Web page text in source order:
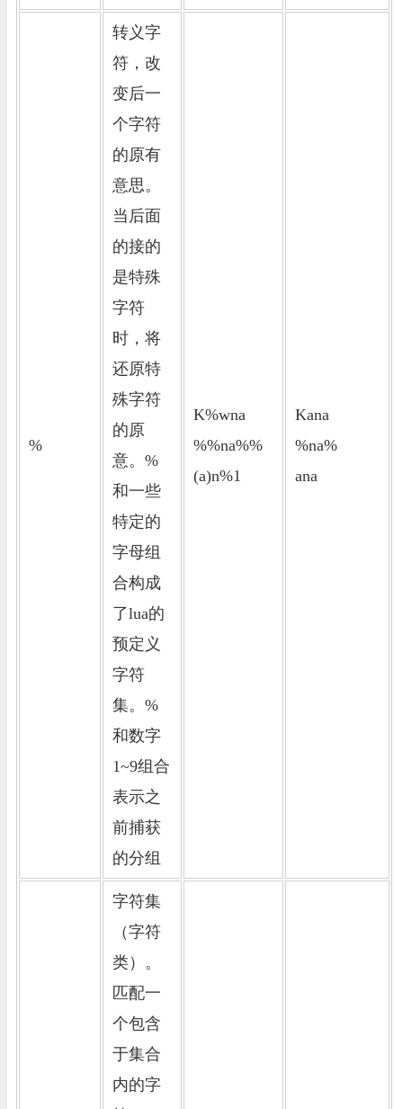
%
转义字
符，改
变后一
个字符
的原有
意思。
当后面
的接的
是特殊
字符
时，将
还原特
殊字符
的原
意。%
和一些
特定的
字母组
合构成
了lua的
预定义
字符
集。%
和数字
1~9组合
表示之
前捕获
的分组
K%wna
%%na%%
(a)n%1
Kana
%na%
ana
字符集
（字符
类）。
匹配一
个包含
于集合
内的字